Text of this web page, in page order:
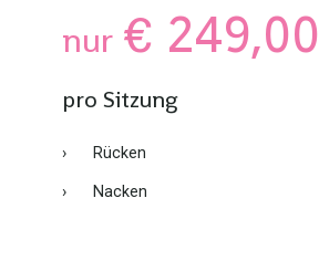
nur € 249,00
pro Sitzung
› Rücken
› Nacken